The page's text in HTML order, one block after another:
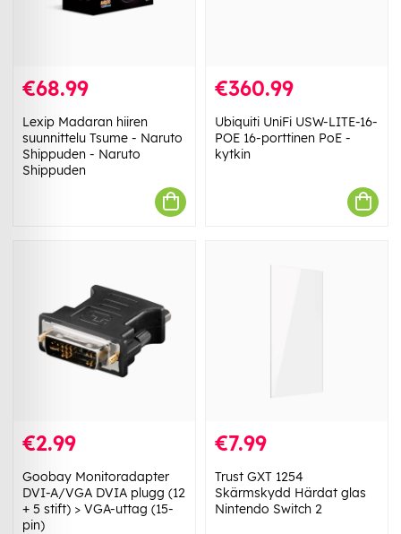
€68.99
Lexip Madaran hiiren
suunnittelu Tsume - Naruto
Shippuden - Naruto
Shippuden
€360.99
Ubiquiti UniFi USW-LITE-16-
POE 16-porttinen PoE -
kytkin
€2.99
Goobay Monitoradapter
DVI-A/VGA DVIA plugg (12
+ 5 stift) > VGA-uttag (15-
pin)
€7.99
Trust GXT 1254
Skärmskydd Härdat glas
Nintendo Switch 2